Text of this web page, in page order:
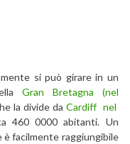
si può girare in un
Gran Bretagna
(nel
la divide daCardiff nel
460 0000 abitanti. Un
è facilmente raggiungibile